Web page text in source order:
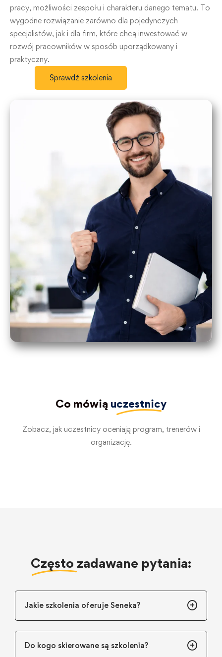
pracy, możliwości zespołu i charakteru danego tematu. To
wygodne rozwiązanie zarówno dla pojedynczych
specjalistów, jak i dla firm, które chcą inwestować w
rozwój pracowników w sposób uporządkowany i
praktyczny.
Sprawdź szkolenia
Co mówią uczestnicy
Zobacz, jak uczestnicy oceniają program, trenerów i
organizację.
Często zadawane pytania:
Jakie szkolenia oferuje Seneka?
Do kogo skierowane są szkolenia?